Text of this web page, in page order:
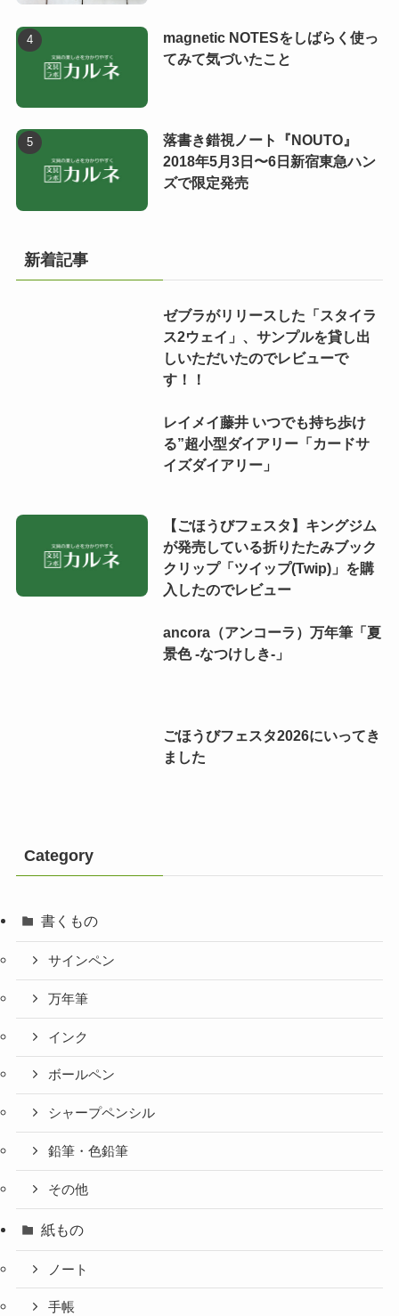
magnetic NOTESをしばらく使っ
てみて気づいたこと
落書き錯視ノート『NOUTO』
2018年5月3日〜6日新宿東急ハン
ズで限定発売
新着記事
ゼブラがリリースした「スタイラ
ス2ウェイ」、サンプルを貸し出
しいただいたのでレビューで
す！！
レイメイ藤井 いつでも持ち歩け
る”超小型ダイアリー「カードサ
イズダイアリー」
【ごほうびフェスタ】キングジム
が発売している折りたたみブック
クリップ「ツイップ(Twip)」を購
入したのでレビュー
ancora（アンコーラ）万年筆「夏
景色 -なつけしき-」
ごほうびフェスタ2026にいってき
ました
Category
書くもの
サインペン
万年筆
インク
ボールペン
シャープペンシル
鉛筆・色鉛筆
その他
紙もの
ノート
手帳